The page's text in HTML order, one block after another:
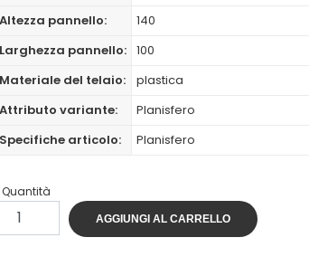
Altezza pannello:
140
Larghezza pannello: 100
Materiale del telaio:
plastica
Attributo variante:
Planisfero
Specifiche articolo:
Planisfero
Quantità
AGGIUNGI AL CARRELLO